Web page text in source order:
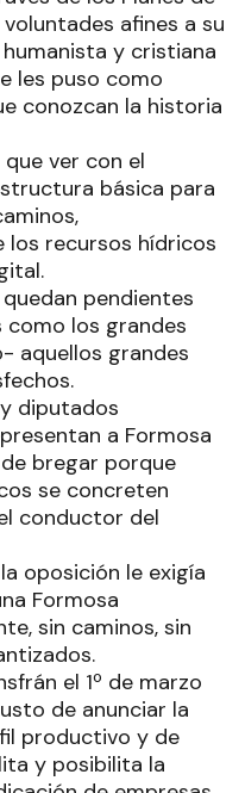
afines a su
y cristiana
les puso como
conozcan la historia
ver con el
básica para
los recursos hídricos
pendientes
los grandes
aquellos grandes
diputados
a Formosa
bregar porque
se concreten
conductor del
oposición le exigía
Formosa
sin caminos, sin
el 1º de marzo
de anunciar la
productivo y de
y posibilita la